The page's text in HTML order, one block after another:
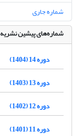
شماره جاری
شماره‌های پیشین نشریه
دوره 14 (1404)
دوره 13 (1403)
دوره 12 (1402)
دوره 11 (1401)